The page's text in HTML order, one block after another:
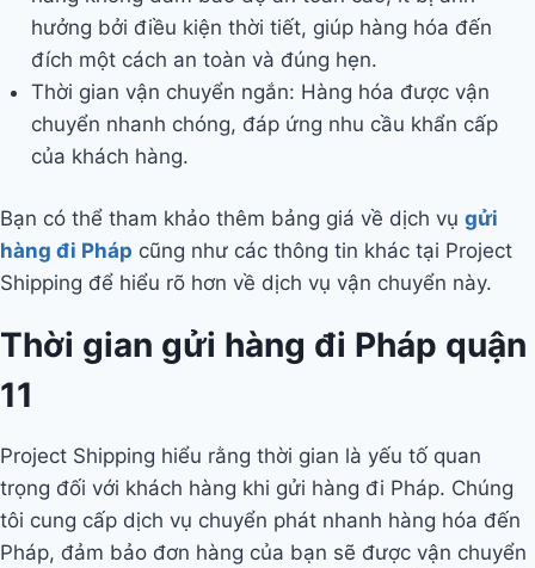
hưởng bởi điều kiện thời tiết, giúp hàng hóa đến
đích một cách an toàn và đúng hẹn.
Thời gian vận chuyển ngắn: Hàng hóa được vận
chuyển nhanh chóng, đáp ứng nhu cầu khẩn cấp
của khách hàng.
Bạn có thể tham khảo thêm bảng giá về dịch vụ gửi
hàng đi Pháp cũng như các thông tin khác tại Project
Shipping để hiểu rõ hơn về dịch vụ vận chuyển này.
Thời gian gửi hàng đi Pháp quận
11
Project Shipping hiểu rằng thời gian là yếu tố quan
trọng đối với khách hàng khi gửi hàng đi Pháp. Chúng
tôi cung cấp dịch vụ chuyển phát nhanh hàng hóa đến
Pháp, đảm bảo đơn hàng của bạn sẽ được vận chuyển